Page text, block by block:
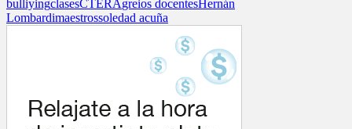
bulliyingclasesCTERAgreios docentesHernán
Lombardimaestrossoledad acuña